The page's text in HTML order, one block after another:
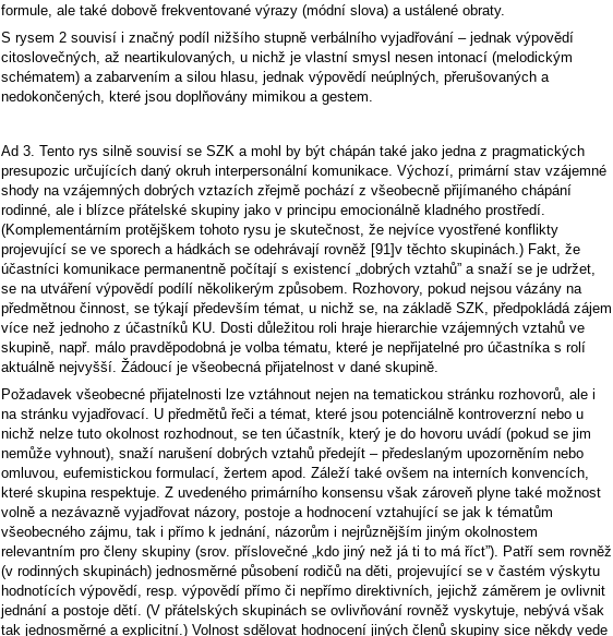
formule, ale také dobově frekventované výrazy (módní slova) a ustálené obraty.
S rysem 2 souvisí i značný podíl nižšího stupně verbálního vyjadřování – jednak výpovědí
citoslovečných, až neartikulovaných, u nichž je vlastní smysl nesen intonací (melodickým
schématem) a zabarvením a silou hlasu, jednak výpovědí neúplných, přerušovaných a
nedokončených, které jsou doplňovány mimikou a gestem.
Ad 3. Tento rys silně souvisí se SZK a mohl by být chápán také jako jedna z pragmatických
presupozic určujících daný okruh interpersonální komunikace. Výchozí, primární stav vzájemné
shody na vzájemných dobrých vztazích zřejmě pochází z všeobecně přijímaného chápání
rodinné, ale i blízce přátelské skupiny jako v principu emocionálně kladného prostředí.
(Komplementárním protějškem tohoto rysu je skutečnost, že nejvíce vyostřené konflikty
projevující se ve sporech a hádkách se odehrávají rovněž [91]v těchto skupinách.) Fakt, že
účastníci komunikace permanentně počítají s existencí „dobrých vztahů” a snaží se je udržet,
se na utváření výpovědí podílí několikerým způsobem. Rozhovory, pokud nejsou vázány na
předmětnou činnost, se týkají především témat, u nichž se, na základě SZK, předpokládá zájem
více než jednoho z účastníků KU. Dosti důležitou roli hraje hierarchie vzájemných vztahů ve
skupině, např. málo pravděpodobná je volba tématu, které je nepřijatelné pro účastníka s rolí
aktuálně nejvyšší. Žádoucí je všeobecná přijatelnost v dané skupině.
Požadavek všeobecné přijatelnosti lze vztáhnout nejen na tematickou stránku rozhovorů, ale i
na stránku vyjadřovací. U předmětů řeči a témat, které jsou potenciálně kontroverzní nebo u
nichž nelze tuto okolnost rozhodnout, se ten účastník, který je do hovoru uvádí (pokud se jim
nemůže vyhnout), snaží narušení dobrých vztahů předejít – předeslaným upozorněním nebo
omluvou, eufemistickou formulací, žertem apod. Záleží také ovšem na interních konvencích,
které skupina respektuje. Z uvedeného primárního konsensu však zároveň plyne také možnost
volně a nezávazně vyjadřovat názory, postoje a hodnocení vztahující se jak k tématům
všeobecného zájmu, tak i přímo k jednání, názorům i nejrůznějším jiným okolnostem
relevantním pro členy skupiny (srov. příslovečné „kdo jiný než já ti to má říct”). Patří sem rovněž
(v rodinných skupinách) jednosměrné působení rodičů na děti, projevující se v častém výskytu
hodnotících výpovědí, resp. výpovědí přímo či nepřímo direktivních, jejichž záměrem je ovlivnit
jednání a postoje dětí. (V přátelských skupinách se ovlivňování rovněž vyskytuje, nebývá však
tak jednosměrné a explicitní.) Volnost sdělovat hodnocení jiných členů skupiny sice někdy vede